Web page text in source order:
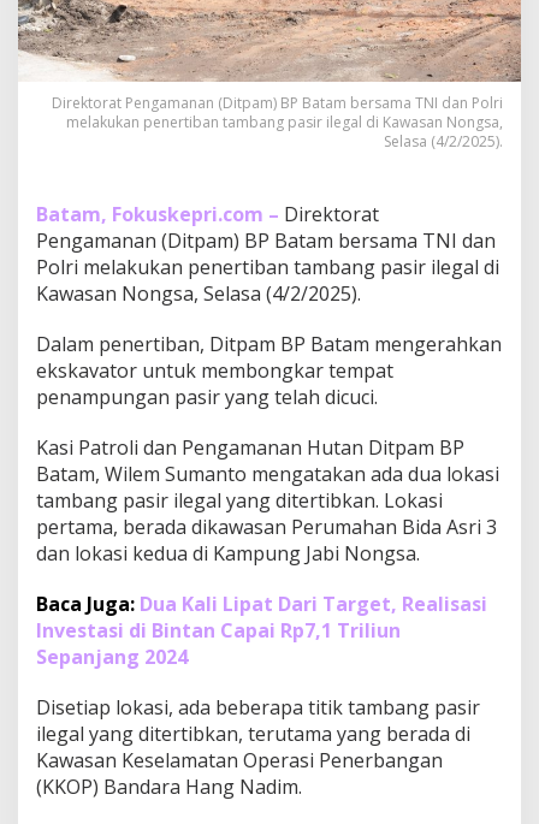
P
B
a
t
a
m
t
i
b
k
a
T
a
m
b
n
g
a
s
i
I
l
e
l
d
i
K
K
Direktorat Pengamanan (Ditpam) BP Batam bersama TNI dan Polri
melakukan penertiban tambang pasir ilegal di Kawasan Nongsa,
Selasa (4/2/2025).
Batam, Fokuskepri.com – Direktorat
Pengamanan (Ditpam) BP Batam bersama TNI dan
Polri melakukan penertiban tambang pasir ilegal di
Kawasan Nongsa, Selasa (4/2/2025).
Dalam penertiban, Ditpam BP Batam mengerahkan
ekskavator untuk membongkar tempat
penampungan pasir yang telah dicuci.
Kasi Patroli dan Pengamanan Hutan Ditpam BP
Batam, Wilem Sumanto mengatakan ada dua lokasi
tambang pasir ilegal yang ditertibkan. Lokasi
pertama, berada dikawasan Perumahan Bida Asri 3
dan lokasi kedua di Kampung Jabi Nongsa.
Baca Juga: Dua Kali Lipat Dari Target, Realisasi
Investasi di Bintan Capai Rp7,1 Triliun
Sepanjang 2024
Disetiap lokasi, ada beberapa titik tambang pasir
ilegal yang ditertibkan, terutama yang berada di
Kawasan Keselamatan Operasi Penerbangan
(KKOP) Bandara Hang Nadim.